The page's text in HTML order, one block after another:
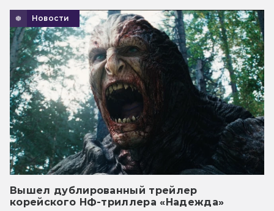
Новости
Вышел дублированный трейлер
корейского НФ-триллера «Надежда»